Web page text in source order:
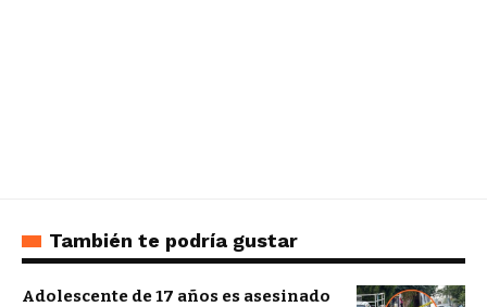
También te podría gustar
Adolescente de 17 años es asesinado